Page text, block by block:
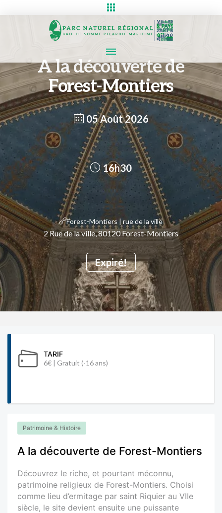
A la découverte de
Forest-Montiers
05 Août 2026
Expiré!
16h30
Forest-Montiers | rue de la ville
2 Rue de la ville, 80120 Forest-Montiers
TARIF
6€ | Gratuit (-16 ans)
Patrimoine & Histoire
A la découverte de Forest-Montiers
Découvrez le riche, et pourtant méconnu,
patrimoine religieux de Forest-Montiers. Choisi
comme lieu d’ermitage par saint Riquier au VIIe
siècle, le site devient ensuite une puissante